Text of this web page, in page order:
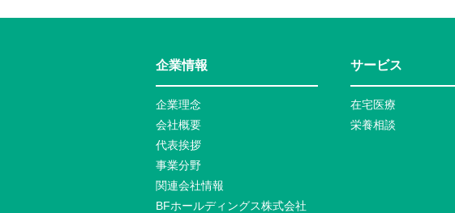
企業情報
企業理念
会社概要
代表挨拶
事業分野
関連会社情報
BFホールディングス株式会社
サービス
在宅医療
栄養相談